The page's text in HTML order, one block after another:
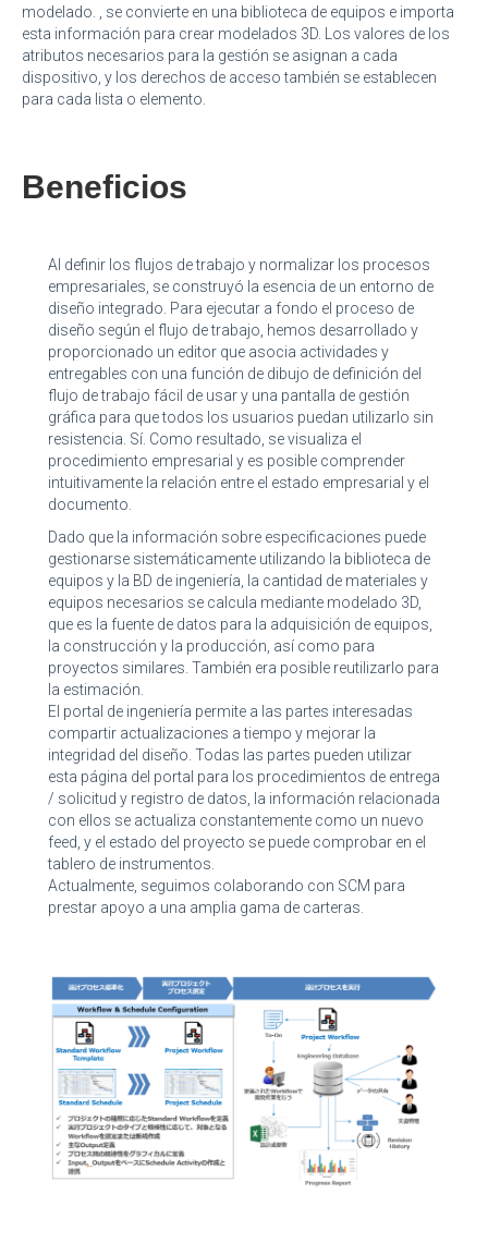
modelado. , se convierte en una biblioteca de equipos e importa
esta información para crear modelados 3D. Los valores de los
atributos necesarios para la gestión se asignan a cada
dispositivo, y los derechos de acceso también se establecen
para cada lista o elemento.
Beneficios
Al definir los flujos de trabajo y normalizar los procesos
empresariales, se construyó la esencia de un entorno de
diseño integrado. Para ejecutar a fondo el proceso de
diseño según el flujo de trabajo, hemos desarrollado y
proporcionado un editor que asocia actividades y
entregables con una función de dibujo de definición del
flujo de trabajo fácil de usar y una pantalla de gestión
gráfica para que todos los usuarios puedan utilizarlo sin
resistencia. Sí. Como resultado, se visualiza el
procedimiento empresarial y es posible comprender
intuitivamente la relación entre el estado empresarial y el
documento.
Dado que la información sobre especificaciones puede
gestionarse sistemáticamente utilizando la biblioteca de
equipos y la BD de ingeniería, la cantidad de materiales y
equipos necesarios se calcula mediante modelado 3D,
que es la fuente de datos para la adquisición de equipos,
la construcción y la producción, así como para
proyectos similares. También era posible reutilizarlo para
la estimación.
El portal de ingeniería permite a las partes interesadas
compartir actualizaciones a tiempo y mejorar la
integridad del diseño. Todas las partes pueden utilizar
esta página del portal para los procedimientos de entrega
/ solicitud y registro de datos, la información relacionada
con ellos se actualiza constantemente como un nuevo
feed, y el estado del proyecto se puede comprobar en el
tablero de instrumentos.
Actualmente, seguimos colaborando con SCM para
prestar apoyo a una amplia gama de carteras.